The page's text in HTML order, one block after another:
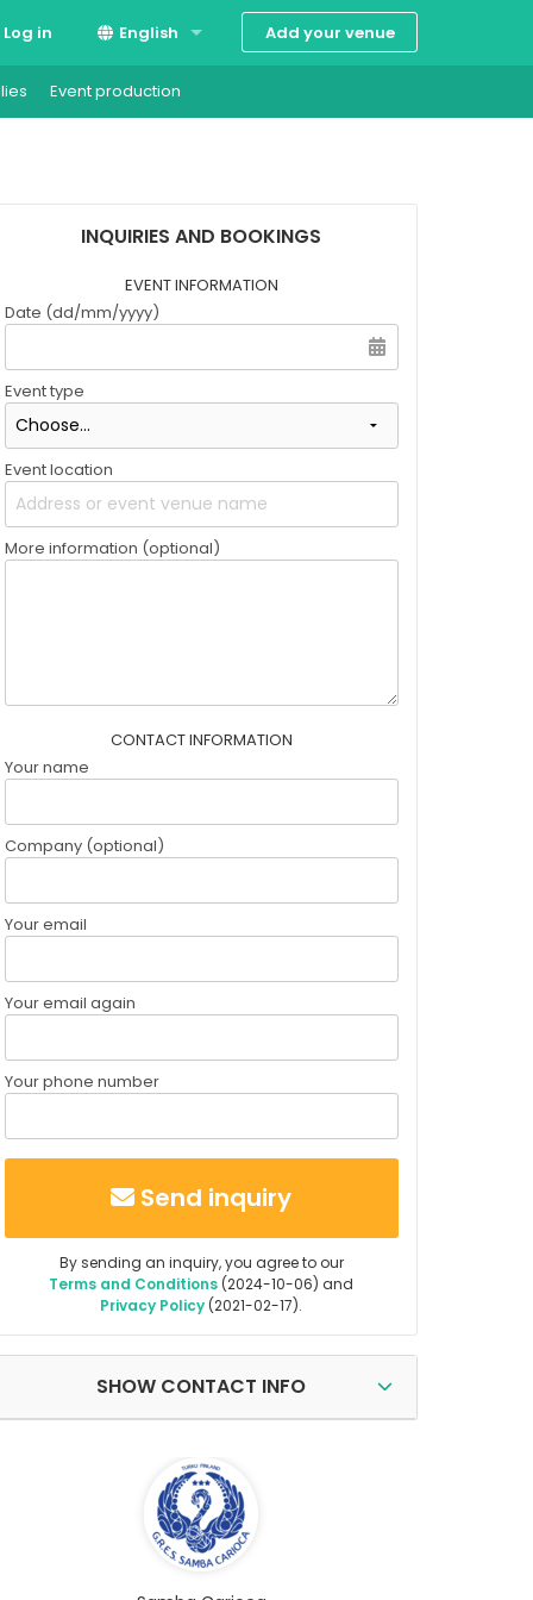
Log in English
Suomi
Add your venue
Event production
INQUIRIES AND BOOKINGS
EVENT INFORMATION
Date (dd/mm/yyyy)
Event type
Event location
More information (optional)
CONTACT INFORMATION
Your name
Company (optional)
Your email
Your email again
Your phone number
Send inquiry
By sending an inquiry, you agree to our
Terms and Conditions (2024-10-06) and
Privacy Policy (2021-02-17).
SHOW CONTACT INFO